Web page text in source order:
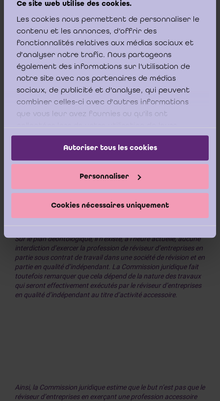
Ce site web utilise des cookies.
Les cookies nous permettent de personnaliser le
contenu et les annonces, d'offrir des
fonctionnalités relatives aux médias sociaux et
d'analyser notre trafic. Nous partageons
également des informations sur l'utilisation de
notre site avec nos partenaires de médias
sociaux, de publicité et d'analyse, qui peuvent
combiner celles-ci avec d'autres informations
que vous leur avez fournies ou qu'ils ont
services.
Autoriser tous les cookies
Personnaliser
Cookies nécessaires uniquement
D’un point de vue légal, un réviseur d’entreprises, en combinant
ses activités sous contrat de travail et des activités
bonne exécution de son contrat de travail conformément à
l’article 17 de la loi du 3 juillet 1978 relative aux contrats de
travail. En outre, la plupart des contrats de travail prévoient
une clause de non concurrence.
Sur le plan déontologique, il n’existe, à l’heure actuelle, aucune
interdiction d’exercer la profession de réviseur d’entreprises en
partie sous contrat de travail dans une société de révision et en
partie en qualité d’indépendant. La Commission juridique fait
toutefois remarquer que cela dépend de la nature des travaux
qui seront effectivement exécutés par le réviseur d’entreprises
en qualité d’indépendant au titre d’activité accessoire.
Ainsi, la Commission juridique estime que le but n’est pas que le
réviseur d’entreprises en exerçant une profession accessoire